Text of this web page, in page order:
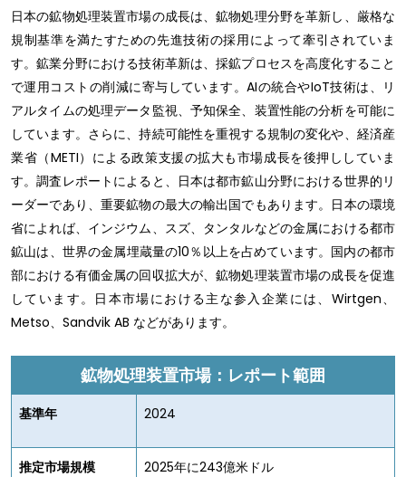
日本の鉱物処理装置市場の成長は、鉱物処理分野を革新し、厳格な
規制基準を満たすための先進技術の採用によって牽引されていま
す。鉱業分野における技術革新は、採鉱プロセスを高度化すること
で運用コストの削減に寄与しています。AIの統合やIoT技術は、リ
アルタイムの処理データ監視、予知保全、装置性能の分析を可能に
しています。さらに、持続可能性を重視する規制の変化や、経済産
業省（METI）による政策支援の拡大も市場成長を後押ししていま
す。調査レポートによると、日本は都市鉱山分野における世界的リ
ーダーであり、重要鉱物の最大の輸出国でもあります。日本の環境
省によれば、インジウム、スズ、タンタルなどの金属における都市
鉱山は、世界の金属埋蔵量の10％以上を占めています。国内の都市
部における有価金属の回収拡大が、鉱物処理装置市場の成長を促進
しています。日本市場における主な参入企業には、Wirtgen、
Metso、Sandvik AB などがあります。
鉱物処理装置市場：レポート範囲
基準年 2024
推定市場規模 2025年に243億米ドル